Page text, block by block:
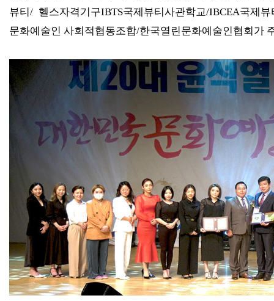
뷰티 / 헬스자격기구IBTS국제뷰티사관학교/IBCEA국제뷰
문화예술인 사회적협동조합/한국열린문화예술인협회가